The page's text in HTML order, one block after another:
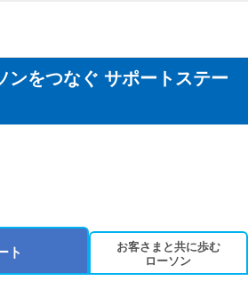
ンをつなぐ サポートステー
ト
お客さまと共に歩む
ローソン